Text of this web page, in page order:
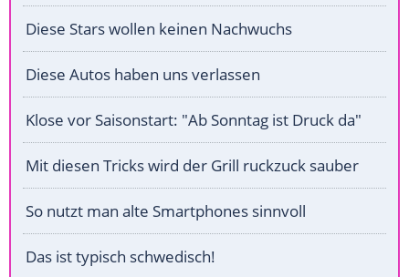
Diese Stars wollen keinen Nachwuchs
Diese Autos haben uns verlassen
Klose vor Saisonstart: "Ab Sonntag ist Druck da"
Mit diesen Tricks wird der Grill ruckzuck sauber
So nutzt man alte Smartphones sinnvoll
Das ist typisch schwedisch!